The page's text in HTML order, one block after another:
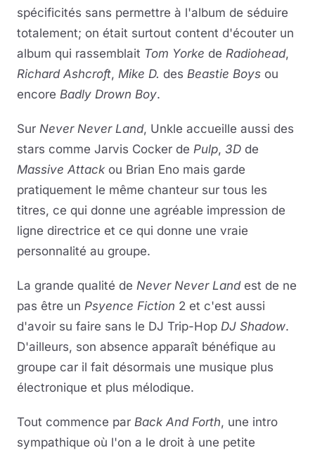
spécificités sans permettre à l'album de séduire
totalement; on était surtout content d'écouter un
album qui rassemblait Tom Yorke de Radiohead,
Richard Ashcroft, Mike D. des Beastie Boys ou
encore Badly Drown Boy.
Sur Never Never Land, Unkle accueille aussi des
stars comme Jarvis Cocker de Pulp, 3D de
Massive Attack ou Brian Eno mais garde
pratiquement le même chanteur sur tous les
titres, ce qui donne une agréable impression de
ligne directrice et ce qui donne une vraie
personnalité au groupe.
La grande qualité de Never Never Landest de ne
pas être un Psyence Fiction 2 et c'est aussi
d'avoir su faire sans le DJ Trip-Hop DJ Shadow.
D'ailleurs, son absence apparaît bénéfique au
groupe car il fait désormais une musique plus
électronique et plus mélodique.
Tout commence par Back And Forth, une intro
sympathique où l'on a le droit à une petite